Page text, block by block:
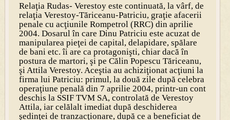
Relaţia Rudas- Verestoy este continuată, la vârf, de
relaţia Verestoy-Tăriceanu-Patriciu, graţie afacerii
penale cu acţiunile Rompetrol (RRC) din aprilie
2004. Dosarul în care Dinu Patriciu este acuzat de
manipularea pieţei de capital, delapidare, spălare
de bani etc. îi are ca protagonişti, chiar dacă în
postura de martori, şi pe Călin Popescu Tăriceanu,
şi Attila Verestoy. Aceştia au achiziţionat acţiuni la
firma lui Patriciu: primul, la două zile după celebra
operaţiune penală din 7 aprilie 2004, printr-un cont
deschis la SSIF TVM SA, controlată de Verestoy
Attila, iar celălalt imediat după deschiderea
şedinţei de tranzacţionare, după ce a beneficiat de